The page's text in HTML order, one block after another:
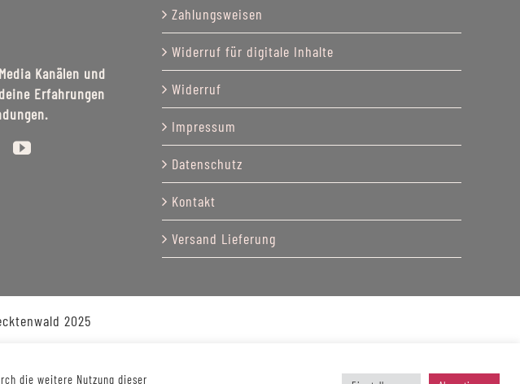
Kanälen und
Erfahrungen
Zahlungsweisen
Widerruf für digitale Inhalte
Widerruf
Impressum
Datenschutz
Kontakt
Versand Lieferung
2025
die weitere Nutzung dieser